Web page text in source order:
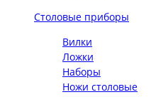
Столовые приборы
Вилки
Ложки
Наборы
Ножи столовые